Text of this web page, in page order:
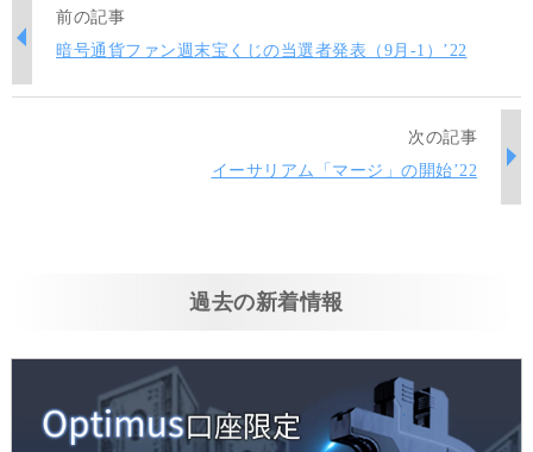
前の記事
暗号通貨ファン週末宝くじの当選者発表（9月-1）’22
次の記事
イーサリアム「マージ」の開始’22
過去の新着情報